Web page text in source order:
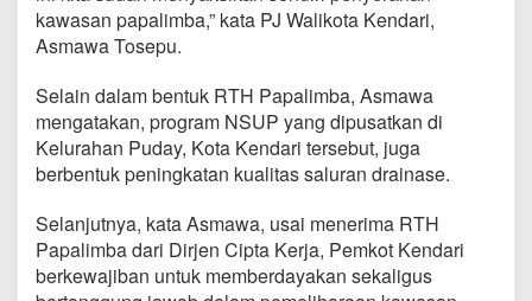
kawasan papalimba,” kata PJ Walikota Kendari,
Asmawa Tosepu.
Selain dalam bentuk RTH Papalimba, Asmawa
mengatakan, program NSUP yang dipusatkan di
Kelurahan Puday, Kota Kendari tersebut, juga
berbentuk peningkatan kualitas saluran drainase.
Selanjutnya, kata Asmawa, usai menerima RTH
Papalimba dari Dirjen Cipta Kerja, Pemkot Kendari
berkewajiban untuk memberdayakan sekaligus